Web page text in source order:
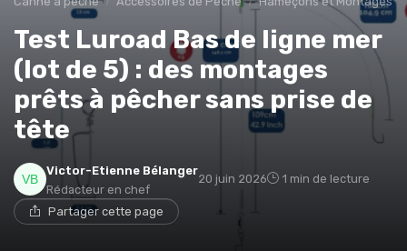
Test Luroad Bas de ligne mer
(lot de 5) : des montages
prêts à pêcher sans prise de
tête
Victor-Etienne Bélanger
Rédacteur en chef
20 juin 2026 1 min de lecture
Partager cette page